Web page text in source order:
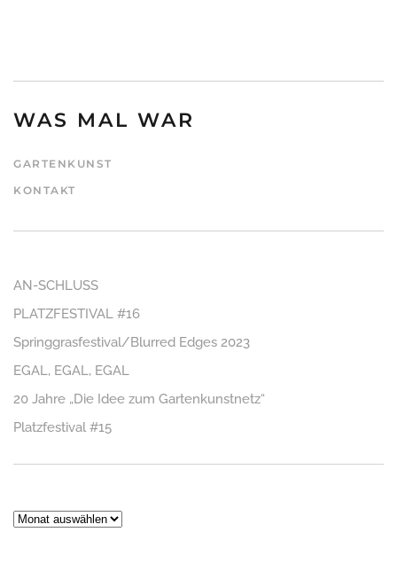
WAS MAL WAR
GARTENKUNST
KONTAKT
AN-SCHLUSS
PLATZFESTIVAL #16
Springgrasfestival/Blurred Edges 2023
EGAL, EGAL, EGAL
20 Jahre „Die Idee zum Gartenkunstnetz“
Platzfestival #15
Archiv